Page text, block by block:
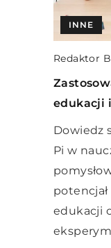
INNE
firmie
INNE
Redaktor
edukacji
Dowiedz
Pi w
edukacji
dobrze
Dowiedz
wspomóc